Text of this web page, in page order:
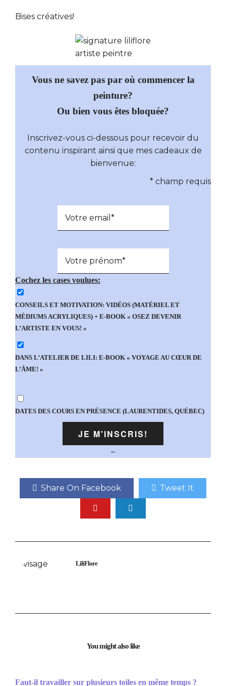
Bises créatives!
Vous ne savez pas par où commencer la
peinture?
Ou bien vous êtes bloquée?
Inscrivez-vous ci-dessous pour recevoir du
contenu inspirant ainsi que mes cadeaux de
bienvenue:
* champ requis
Cochez les cases voulues:
CONSEILS ET MOTIVATION: VIDÉOS (MATÉRIEL ET
MÉDIUMS ACRYLIQUES) + E-BOOK « OSEZ DEVENIR
L’ARTISTE EN VOUS! »
DANS L’ATELIER DE LILI: E-BOOK « VOYAGE AU CŒUR DE
L’ÂME! »
DATES DES COURS EN PRÉSENCE (LAURENTIDES, QUÉBEC)
–
Share On Facebook Tweet It
LiliFlore
You might also like
Faut-il travailler sur plusieurs toiles en même temps ?